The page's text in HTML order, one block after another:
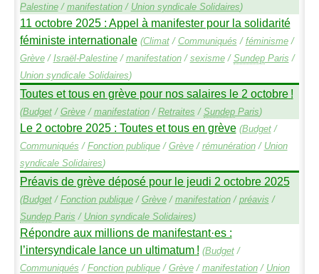
Palestine/ manifestation/ Union syndicale Solidaires)
11 octobre 2025 : Appel à manifester pour la solidarité
féministe internationale (Climat/ Communiqués / féminisme/
Grève/ Israël-Palestine/ manifestation/ sexisme/ SundepParis /
Union syndicale Solidaires)
Toutes et tous en grève pour nos salaires le 2 octobre !
(Budget/ Grève/ manifestation/ Retraites / SundepParis)
Le 2 octobre 2025 : Toutes et tous en grève (Budget/
Communiqués / Fonction publique/ Grève/ rémunération/ Union
syndicale Solidaires)
Préavis de grève déposé pour le jeudi 2 octobre 2025
(Budget/ Fonction publique/ Grève/ manifestation/ préavis /
SundepParis / Union syndicale Solidaires)
Répondre aux millions de manifestant·es :
l’intersyndicale lance un ultimatum ! (Budget/
Communiqués / Fonction publique/ Grève/ manifestation/ Union